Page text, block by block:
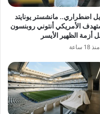
اضطراري.. مانشستر يونايتد
الأمريكي أنتوني روبنسون
أزمة الظهير الأيسر
منذ 18 ساعة